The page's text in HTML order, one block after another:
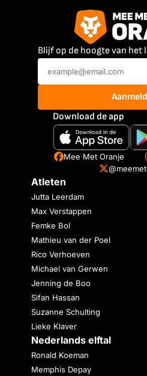
Blijf op de hoogte van het
Download de app
Mee Met Oranje
Atleten
Jutta Leerdam
Max Verstappen
Femke Bol
Mathieu van der Poel
Rico Verhoeven
Michael van Gerwen
Jenning de Boo
Sifan Hassan
Suzanne Schulting
Lieke Klaver
Nederlands elftal
Ronald Koeman
Memphis Depay